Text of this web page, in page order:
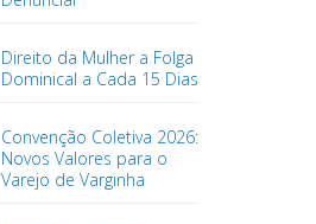
Direito da Mulher a Folga
Dominical a Cada 15 Dias
Convenção Coletiva 2026:
Novos Valores para o
Varejo de Varginha